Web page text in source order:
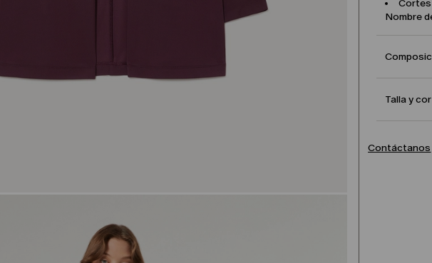
Nombre
Talla y
Contáctanos